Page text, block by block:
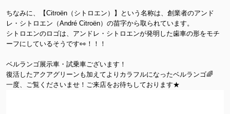
ちなみに、【Citroën（シトロエン）】という名称は、創業者のアンド
レ・シトロエン（André Citroën）の苗字から取られています。
シトロエンのロゴは、アンドレ・シトロエンが発明した歯車の形をモチ
ーフにしているそうです👀！！！
ベルランゴ展示車・試乗車ございます！
復活したアクアグリーンも加えてよりカラフルになったベルランゴ🌈
一度、ご覧くださいませ！ご来店をお待ちしております★